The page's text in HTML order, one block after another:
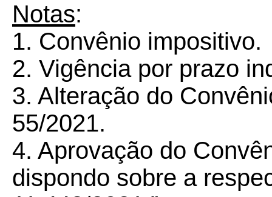
Notas:
1. Convênio impositivo.
2. Vigência por prazo
3. Alteração do
55/2021.
4. Aprovação do
dispondo sobre a